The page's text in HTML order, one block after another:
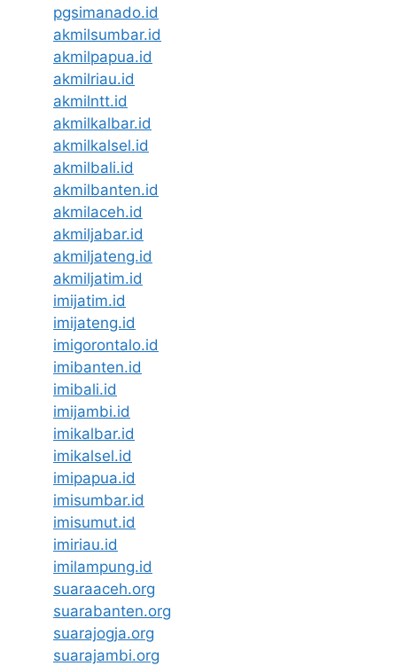
pgsimanado.id
akmilsumbar.id
akmilpapua.id
akmilriau.id
akmilntt.id
akmilkalbar.id
akmilkalsel.id
akmilbali.id
akmilbanten.id
akmilaceh.id
akmiljabar.id
akmiljateng.id
akmiljatim.id
imijatim.id
imijateng.id
imigorontalo.id
imibanten.id
imibali.id
imijambi.id
imikalbar.id
imikalsel.id
imipapua.id
imisumbar.id
imisumut.id
imiriau.id
imilampung.id
suaraaceh.org
suarabanten.org
suarajogja.org
suarajambi.org